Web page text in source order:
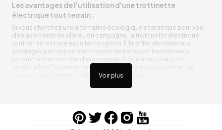
Voir plus
Les avantages de l'utilisation d'une trottinette
électrique tout terrain :
Si vous cherchez une alternative écologique et pratique pour vos
déplacements en ville ou en campagne, la trottinette électrique
tout terrain est une excellente option. Elle offre de nombreux
avantages par rapport aux moyens de transport traditionnels,
notamment en matière d'ergonomie. Grâce à ses pneus tout
terrain, elle offre une excellente adhérence et vous permet de
parcourir simplement toutes sortes de terrains.
Trottinette électrique tout terrain ergonomique
entre vos trajets, vous n’aurez pas à vous soucier de l’état de sa
batterie. De plus, elle est équipée de pneus résistants qui peuvent